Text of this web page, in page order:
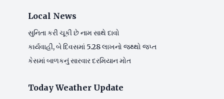
Local News
સુનિતા કરી ચૂકી છે નામ સાથે દાવો
કાર્યવાહી, બે દિવસમાં 5.28 લાખનો જથ્થો જપ્ત
કેસમાં બાળકનું સારવાર દરમિયાન મોત
Today Weather Update